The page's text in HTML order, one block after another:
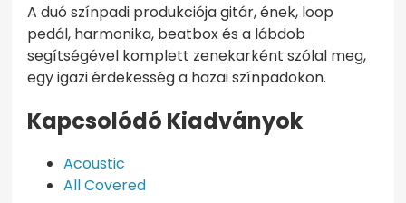
A duó színpadi produkciója gitár, ének, loop
pedál, harmonika, beatbox és a lábdob
segítségével komplett zenekarként szólal meg,
egy igazi érdekesség a hazai színpadokon.
Kapcsolódó Kiadványok
Acoustic
All Covered